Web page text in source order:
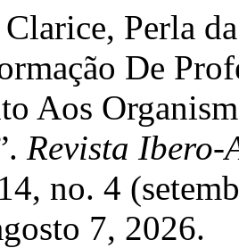
Perla
De
Aos
Revista Ibero-
14, no. 4
7, 2026.